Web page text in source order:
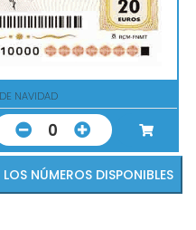
DE NAVIDAD
0
VER TODOS LOS NÚMEROS DISPONIBLES